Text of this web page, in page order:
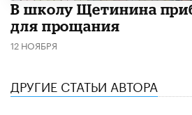
В школу Щетинина
для прощания
12 НОЯБРЯ
ДРУГИЕ СТАТЬИ АВТОРА